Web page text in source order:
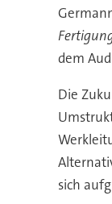
dem
Die
sich